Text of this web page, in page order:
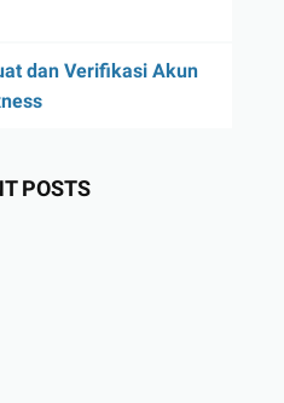
dan Verifikasi Akun
POSTS